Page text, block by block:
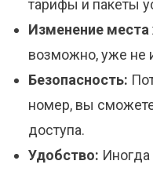
тарифы и пакеты
Изменение места
возможно, уже не
Безопасность:
номер, вы
доступа.
Удобство: